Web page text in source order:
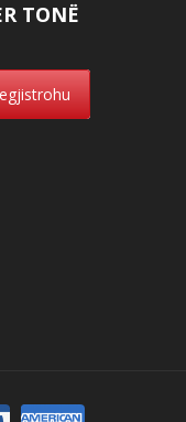
TONË
25W3K